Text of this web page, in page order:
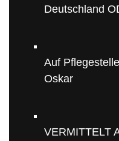
Deutschland
Auf
Oskar
VERMITTELT